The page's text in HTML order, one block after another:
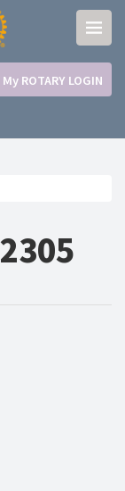
My ROTARY LOGIN